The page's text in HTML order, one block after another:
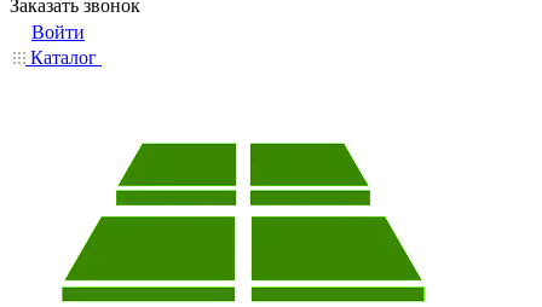
Заказать звонок
Войти
Каталог